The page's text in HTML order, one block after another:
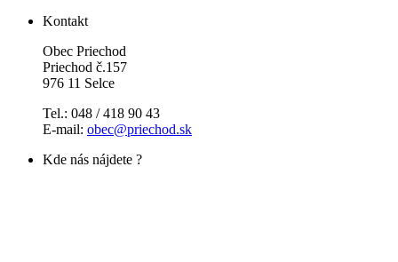
Kontakt
Obec Priechod
Priechod č.157
976 11 Selce
Tel.: 048 / 418 90 43
E-mail: obec@priechod.sk
Kde nás nájdete ?